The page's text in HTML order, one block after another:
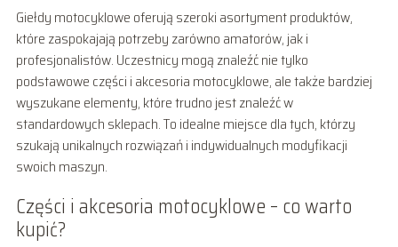
Giełdy motocyklowe oferują szeroki asortyment produktów,
które zaspokajają potrzeby zarówno amatorów, jak i
profesjonalistów. Uczestnicy mogą znaleźć nie tylko
podstawowe części i akcesoria motocyklowe, ale także bardziej
wyszukane elementy, które trudno jest znaleźć w
standardowych sklepach. To idealne miejsce dla tych, którzy
szukają unikalnych rozwiązań i indywidualnych modyfikacji
swoich maszyn.
Części i akcesoria motocyklowe – co warto
kupić?